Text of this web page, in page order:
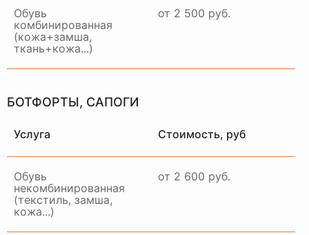
Обувь
комбинированная
(кожа+замша,
ткань+кожа...)
от 2 500 руб.
БОТФОРТЫ, САПОГИ
Услуга Стоимость, руб
Обувь
некомбинированная
(текстиль, замша,
кожа...)
от 2 600 руб.
ЗАКАЗАТЬ ДОСТАВКУ
состоянии в удобное для вас
время и место